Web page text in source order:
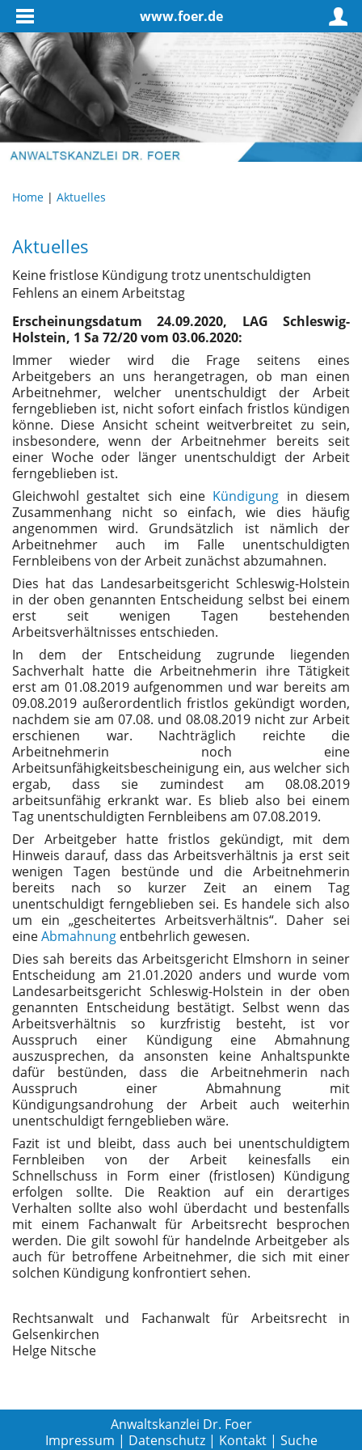
www.foer.de
Home | Aktuelles
Aktuelles
Keine fristlose Kündigung trotz unentschuldigten
Fehlens an einem Arbeitstag
Erscheinungsdatum 24.09.2020, LAG Schleswig-
Holstein, 1 Sa 72/20 vom 03.06.2020:
Immer wieder wird die Frage seitens eines
Arbeitgebers an uns herangetragen, ob man einen
Arbeitnehmer, welcher unentschuldigt der Arbeit
ferngeblieben ist, nicht sofort einfach fristlos kündigen
könne. Diese Ansicht scheint weitverbreitet zu sein,
insbesondere, wenn der Arbeitnehmer bereits seit
einer Woche oder länger unentschuldigt der Arbeit
ferngeblieben ist.
Gleichwohl gestaltet sich eine Kündigung in diesem
Zusammenhang nicht so einfach, wie dies häufig
angenommen wird. Grundsätzlich ist nämlich der
Arbeitnehmer auch im Falle unentschuldigten
Fernbleibens von der Arbeit zunächst abzumahnen.
Dies hat das Landesarbeitsgericht Schleswig-Holstein
in der oben genannten Entscheidung selbst bei einem
erst seit wenigen Tagen bestehenden
Arbeitsverhältnisses entschieden.
In dem der Entscheidung zugrunde liegenden
Sachverhalt hatte die Arbeitnehmerin ihre Tätigkeit
erst am 01.08.2019 aufgenommen und war bereits am
09.08.2019 außerordentlich fristlos gekündigt worden,
nachdem sie am 07.08. und 08.08.2019 nicht zur Arbeit
erschienen war. Nachträglich reichte die
Arbeitnehmerin noch eine
Arbeitsunfähigkeitsbescheinigung ein, aus welcher sich
ergab, dass sie zumindest am 08.08.2019
arbeitsunfähig erkrankt war. Es blieb also bei einem
Tag unentschuldigten Fernbleibens am 07.08.2019.
Der Arbeitgeber hatte fristlos gekündigt, mit dem
Hinweis darauf, dass das Arbeitsverhältnis ja erst seit
wenigen Tagen bestünde und die Arbeitnehmerin
bereits nach so kurzer Zeit an einem Tag
unentschuldigt ferngeblieben sei. Es handele sich also
um ein „gescheitertes Arbeitsverhältnis“. Daher sei
eineAbmahnung entbehrlich gewesen.
Dies sah bereits das Arbeitsgericht Elmshorn in seiner
Entscheidung am 21.01.2020 anders und wurde vom
Landesarbeitsgericht Schleswig-Holstein in der oben
genannten Entscheidung bestätigt. Selbst wenn das
Arbeitsverhältnis so kurzfristig besteht, ist vor
Ausspruch einer Kündigung eine Abmahnung
auszusprechen, da ansonsten keine Anhaltspunkte
dafür bestünden, dass die Arbeitnehmerin nach
Ausspruch einer Abmahnung mit
Kündigungsandrohung der Arbeit auch weiterhin
unentschuldigt ferngeblieben wäre.
Fazit ist und bleibt, dass auch bei unentschuldigtem
Fernbleiben von der Arbeit keinesfalls ein
Schnellschuss in Form einer (fristlosen) Kündigung
erfolgen sollte. Die Reaktion auf ein derartiges
Verhalten sollte also wohl überdacht und bestenfalls
mit einem Fachanwalt für Arbeitsrecht besprochen
werden. Die gilt sowohl für handelnde Arbeitgeber als
auch für betroffene Arbeitnehmer, die sich mit einer
solchen Kündigung konfrontiert sehen.
Rechtsanwalt und Fachanwalt für Arbeitsrecht in
Gelsenkirchen
Helge Nitsche
Anwaltskanzlei Dr. Foer
Impressum | Datenschutz| Kontakt| Suche